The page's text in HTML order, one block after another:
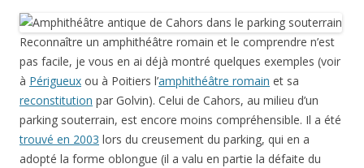
Reconnaître un amphithéâtre romain et le comprendre n’est
pas facile, je vous en ai déjà montré quelques exemples (voir
à Périgueux ou à Poitiers l’amphithéâtre romain et sa
reconstitution par Golvin). Celui de Cahors, au milieu d’un
parking souterrain, est encore moins compréhensible. Il a été
trouvé en 2003 lors du creusement du parking, qui en a
adopté la forme oblongue (il a valu en partie la défaite du